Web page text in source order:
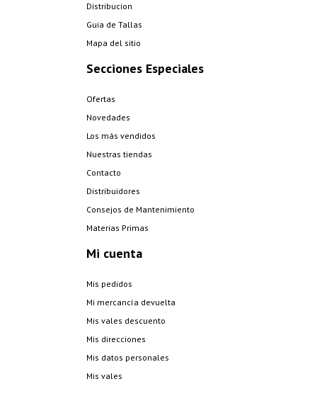
Distribucion
Guia de Tallas
Mapa del sitio
Secciones Especiales
Ofertas
Novedades
Los más vendidos
Nuestras tiendas
Contacto
Distribuidores
Consejos de Mantenimiento
Materias Primas
Mi cuenta
Mis pedidos
Mi mercancía devuelta
Mis vales descuento
Mis direcciones
Mis datos personales
Mis vales